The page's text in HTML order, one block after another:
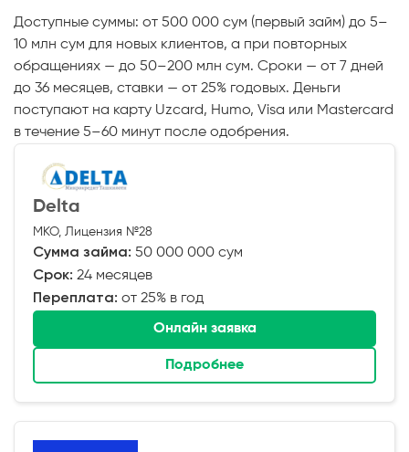
Доступные суммы: от 500 000 сум (первый займ) до 5–
10 млн сум для новых клиентов, а при повторных
обращениях — до 50–200 млн сум. Сроки — от 7 дней
до 36 месяцев, ставки — от 25% годовых. Деньги
поступают на карту Uzcard, Humo, Visa или Mastercard
в течение 5–60 минут после одобрения.
Delta
МКО, Лицензия №28
Сумма займа: 50 000 000 сум
Срок: 24 месяцев
Переплата: от 25% в год
Онлайн заявка
Подробнее